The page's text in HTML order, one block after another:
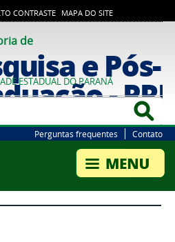
CONTRASTE MAPA DO SITE
de
e Pós-
-
ESTADUAL DO PARANÁ
Perguntas frequentes Contato